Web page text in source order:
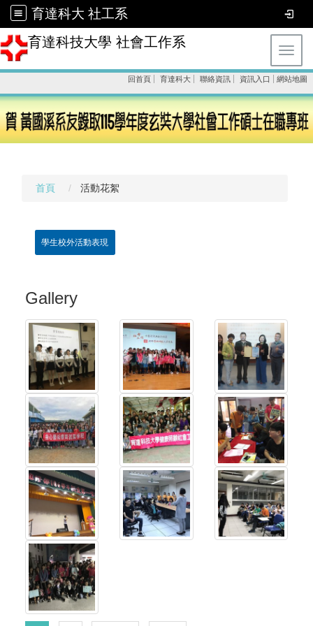
育達科大 社工系
育達科技大學 社會工作系
回首頁 育達科大 聯絡資訊 資訊入口 網站地圖
首頁 活動花絮
學生校外活動表現
Gallery